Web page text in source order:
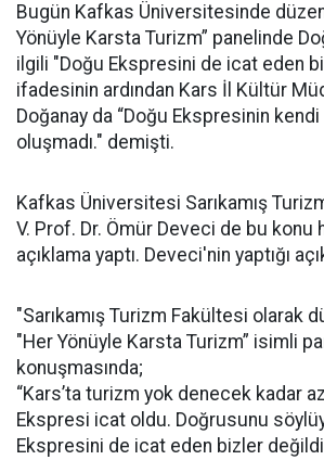
Bugün Kafkas Üniversitesinde
Yönüyle Karsta Turizm” panelinde
ilgili "Doğu Ekspresini de icat eden
ifadesinin ardından Kars İl Kültür
Doğanay da “Doğu Ekspresinin
oluşmadı." demişti.
Kafkas Üniversitesi Sarıkamış
V. Prof. Dr. Ömür Deveci de bu konu
açıklama yaptı. Deveci'nin yaptığı
"Sarıkamış Turizm Fakültesi olarak
"Her Yönüyle Karsta Turizm” isimli
konuşmasında;
“Kars’ta turizm yok denecek kadar
Ekspresi icat oldu. Doğrusunu
Ekspresini de icat eden bizler